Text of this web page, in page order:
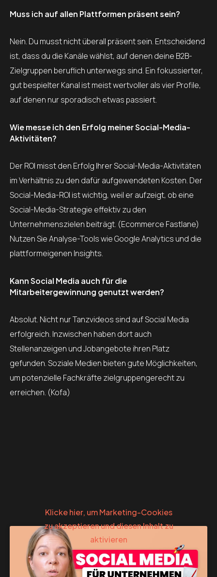
Muss ich auf allen Plattformen präsent sein?
Nein. Du musst nicht überall präsent sein. Entscheidend
ist, dass du die Kanäle wählst, auf denen deine B2B-
Zielgruppen beruflich unterwegs sind. Ein fokussierter,
gut bespielter Kanal ist meist wertvoller als vier Profile,
auf denen nur sporadisch etwas passiert.
Wie messe ich den Erfolg meiner Social-Media-
Aktivitäten?
Der ROI misst den Erfolg Ihrer Social-Media-Aktivitäten
im Verhältnis zu den dafür aufgewendeten Kosten. Der
Social-Media-ROI ist wichtig, weil er aufzeigt, ob eine
Social-Media-Strategie effektiv zu den
Unternehmenszielen beiträgt. (Ecommerce Fastlane)
Nutzen Sie Analyse-Tools wie Google Analytics und die
plattformeigenen Insights.
Kann Social Media auch für die
Mitarbeitergewinnung genutzt werden?
Absolut. Nicht nur Tanzvideos sind auf Social Media
erfolgreich. Inzwischen haben dort auch
Stellenanzeigen und Jobangebote ihren Platz
gefunden. Soziale Medien bieten gute Möglichkeiten,
um potenzielle Fachkräfte zielgruppengerecht zu
erreichen. (Kofa)
Klicke hier, um Marketing-Cookies
zu akzeptieren und diesen Inhalt zu
aktivieren